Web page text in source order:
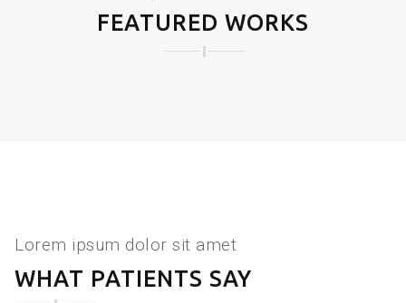
FEATURED WORKS
CORNEA ISSUES
RESPIRATORY TRACT DISORDERS
MENTAL DISORDERS
DISORDERS OF THE IMMUNE SYSTEM
INFECTIONS AFFECTING THE TISSUES
HORMONAL AND METABOLIC DISORDERS
KIDNEY DISORDERS
Lorem ipsum dolor sit amet
WHAT PATIENTS SAY